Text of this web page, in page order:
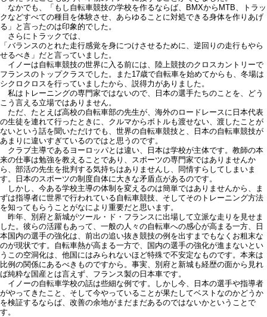
なかでも、「もし自転車競技の学校を作るならば、BMXからMTB、トラッ
クなどすべての種目を体験させ、あらゆることに対処できる身体を作りあげ
る」と言ったのは印象的でした。
さらにトラックでは、
「バランスのとれた走行感覚を身につけさせるために、逆回りの走行もやら
せるべき」だと言っていました。
イノーは自転車競技の世界に入る前には、陸上競技のクロスカントリーで
フランスのトップクラスでした。また17歳で自転車を始めてからも、冬場は
シクロクロスを行っていましたから、説得力がありました。
私はトレーニングの専門家ではないので、日本の選手たちのことを、どう
こう言える立場ではありません。
ただ、たとえば高校の自転車部の先生が、海外のロードレースに日本代表
の生徒を連れて行ったときに、クルマからボトルも渡せない、渡したことが
ないという話を聞いただけでも、世界の自転車競技と、日本の自転車競技が
あまりに違いすぎているのではと思うのです。
クラブ主導であるヨーロッパとは違い、日本は学校が主体です。教師の本
来の仕事は勉強を教えることであり、スポーツの専門家ではありませんか
ら、部活の先生を批判する気持ちはありませんし、同情すらしてしまいま
す。日本のスポーツの制度自体に大きな矛盾点があるのです。
しかし、今ある学校主導の体制を変えるのは簡単ではありませんから、ま
ずは指導者に世界で行われている自転車競技、そしてそのトレーニング方法
を知ってもらうことがなにより重要だと思います。
昨年、別府と新城がツール・ド・フランスに出場して立派な走りを見せま
した。彼らの活躍もあって、一般の人々の自転車への感心が高まる一方、日
本国内の選手の強化は、前出の追い抜き競技の例を出すまでもなくお粗末な
のが現状です。自転車熱が高まる一方で、国内の選手の強化が進まないとい
うこの空洞化は、他国にはみられないほど特殊で不安定なものです。本来は
比例の関係にあるべきものですから。事実、別府と新城も経歴の面から見れ
ば純粋な国産とは言えず、フランス製の日本車です。
イノーの自転車学校の話は些細な例です。しかし今、日本の選手や指導者
がやってきたこと、そして今やっていることが果たしてベストなのかどうか
を検証するならば、改善の余地がまだまだあるのではないかということで
す。